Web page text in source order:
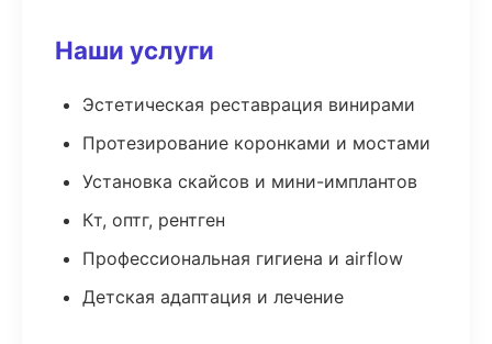
Наши услуги
Эстетическая реставрация винирами
Протезирование коронками и мостами
Установка скайсов и мини-имплантов
Кт, оптг, рентген
Профессиональная гигиена и airflow
Детская адаптация и лечение